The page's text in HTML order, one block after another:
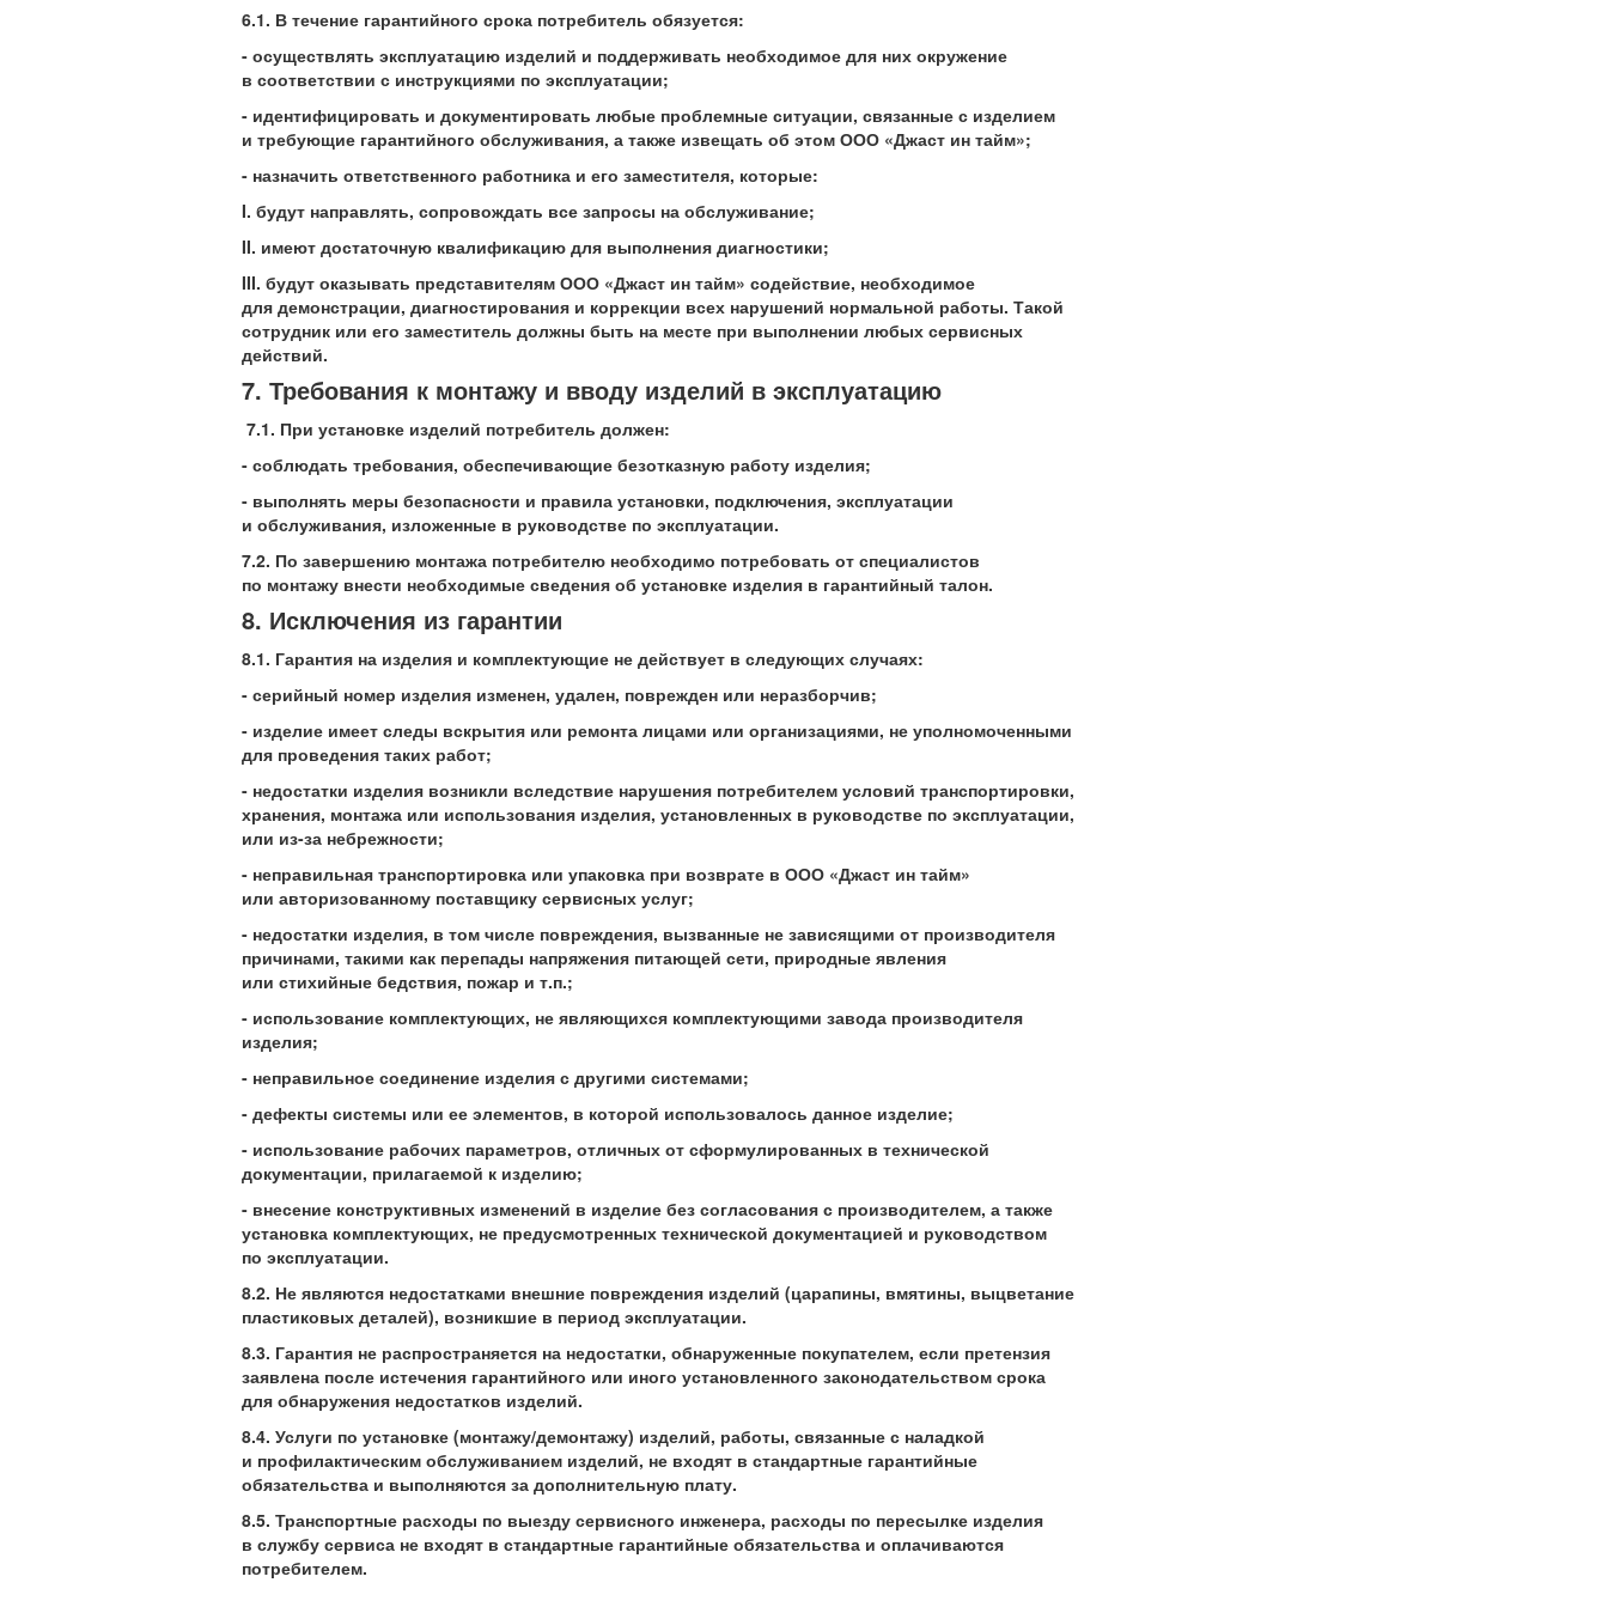
6.1. В течение гарантийного срока потребитель обязуется:
- осуществлять эксплуатацию изделий и поддерживать необходимое для них окружение
в соответствии с инструкциями по эксплуатации;
- идентифицировать и документировать любые проблемные ситуации, связанные с изделием
и требующие гарантийного обслуживания, а также извещать об этом ООО «Джаст ин тайм»;
- назначить ответственного работника и его заместителя, которые:
I. будут направлять, сопровождать все запросы на обслуживание;
II. имеют достаточную квалификацию для выполнения диагностики;
III. будут оказывать представителям ООО «Джаст ин тайм» содействие, необходимое
для демонстрации, диагностирования и коррекции всех нарушений нормальной работы. Такой
сотрудник или его заместитель должны быть на месте при выполнении любых сервисных
действий.
7. Требования к монтажу и вводу изделий в эксплуатацию
7.1. При установке изделий потребитель должен:
- соблюдать требования, обеспечивающие безотказную работу изделия;
- выполнять меры безопасности и правила установки, подключения, эксплуатации
и обслуживания, изложенные в руководстве по эксплуатации.
7.2. По завершению монтажа потребителю необходимо потребовать от специалистов
по монтажу внести необходимые сведения об установке изделия в гарантийный талон.
8. Исключения из гарантии
8.1. Гарантия на изделия и комплектующие не действует в следующих случаях:
- серийный номер изделия изменен, удален, поврежден или неразборчив;
- изделие имеет следы вскрытия или ремонта лицами или организациями, не уполномоченными
для проведения таких работ;
- недостатки изделия возникли вследствие нарушения потребителем условий транспортировки,
хранения, монтажа или использования изделия, установленных в руководстве по эксплуатации,
или из-за небрежности;
- неправильная транспортировка или упаковка при возврате в ООО «Джаст ин тайм»
или авторизованному поставщику сервисных услуг;
- недостатки изделия, в том числе повреждения, вызванные не зависящими от производителя
причинами, такими как перепады напряжения питающей сети, природные явления
или стихийные бедствия, пожар и т.п.;
- использование комплектующих, не являющихся комплектующими завода производителя
изделия;
- неправильное соединение изделия с другими системами;
- дефекты системы или ее элементов, в которой использовалось данное изделие;
- использование рабочих параметров, отличных от сформулированных в технической
документации, прилагаемой к изделию;
- внесение конструктивных изменений в изделие без согласования с производителем, а также
установка комплектующих, не предусмотренных технической документацией и руководством
по эксплуатации.
8.2. Не являются недостатками внешние повреждения изделий (царапины, вмятины, выцветание
пластиковых деталей), возникшие в период эксплуатации.
8.3. Гарантия не распространяется на недостатки, обнаруженные покупателем, если претензия
заявлена после истечения гарантийного или иного установленного законодательством срока
для обнаружения недостатков изделий.
8.4. Услуги по установке (монтажу/демонтажу) изделий, работы, связанные с наладкой
и профилактическим обслуживанием изделий, не входят в стандартные гарантийные
обязательства и выполняются за дополнительную плату.
8.5. Транспортные расходы по выезду сервисного инженера, расходы по пересылке изделия
в службу сервиса не входят в стандартные гарантийные обязательства и оплачиваются
потребителем.